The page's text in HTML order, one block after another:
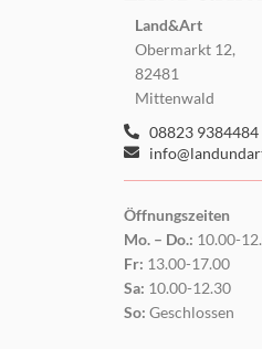
Land&Art
Obermarkt 12,
82481
Mittenwald
08823 9384484
Öffnungszeiten
Mo. – Do.: 10.00-
Fr: 13.00-17.00
Sa: 10.00-12.30
So: Geschlossen